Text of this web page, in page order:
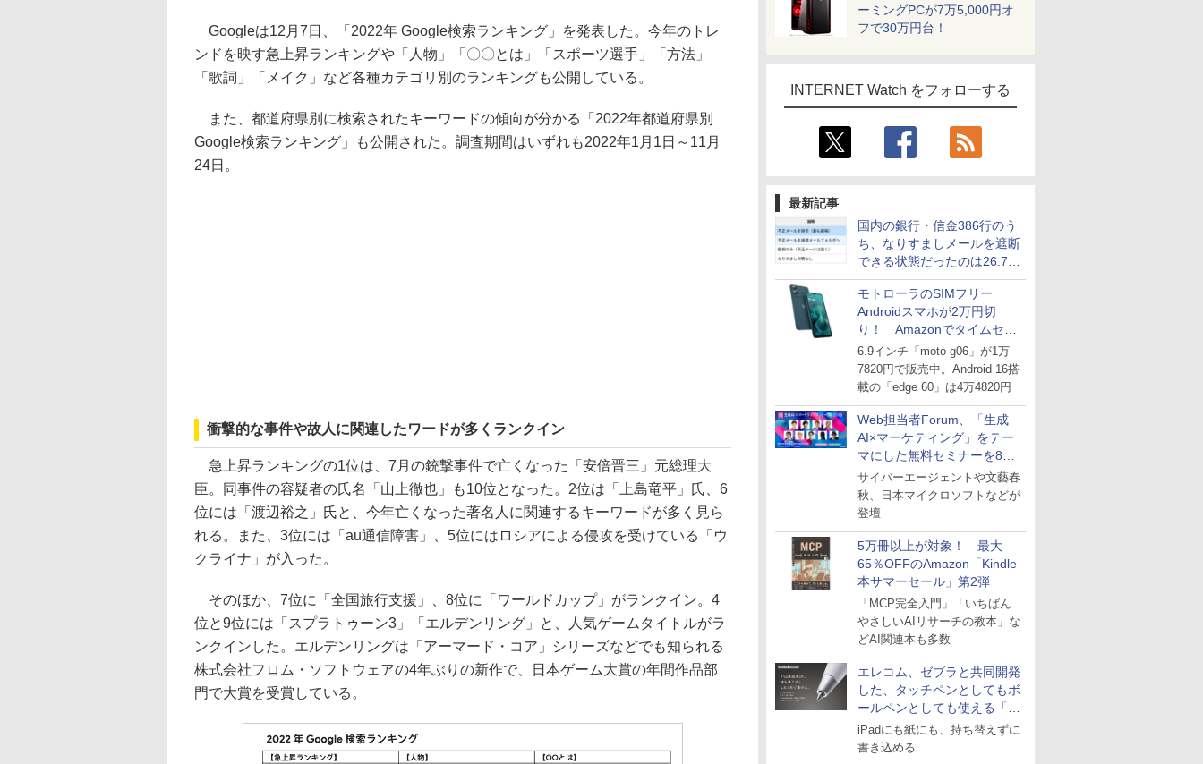
ーミングPCが7万5,000円オ
フで30万円台！
INTERNET Watch をフォローする
最新記事
国内の銀行・信金386行のう
ち、なりすましメールを遮断
できる状態だったのは26.7％
にとどまる～GMOブランド
セキュリティ調査
モトローラのSIMフリー
Androidスマホが2万円切
り！ Amazonでタイムセー
ル
6.9インチ「moto g06」が1万
7820円で販売中。Android 16搭
載の「edge 60」は4万4820円
Web担当者Forum、「生成
AI×マーケティング」をテー
マにした無料セミナーを8月
27日にオンライン開催
サイバーエージェントや文藝春
秋、日本マイクロソフトなどが
登壇
5万冊以上が対象！ 最大
65％OFFのAmazon「Kindle
本サマーセール」第2弾
「MCP完全入門」「いちばん
やさしいAIリサーチの教本」な
どAI関連本も多数
エレコム、ゼブラと共同開発
した、タッチペンとしてもボ
ールペンとしても使える「ス
タイラスツーウェイ」発売
iPadにも紙にも、持ち替えずに
書き込める
Googleは12月7日、「2022年 Google検索ランキング」を発表した。今年のトレ
ンドを映す急上昇ランキングや「人物」「〇〇とは」「スポーツ選手」「方法」
「歌詞」「メイク」など各種カテゴリ別のランキングも公開している。
また、都道府県別に検索されたキーワードの傾向が分かる「2022年都道府県別
Google検索ランキング」も公開された。調査期間はいずれも2022年1⽉1⽇～11⽉
24⽇。
衝撃的な事件や故人に関連したワードが多くランクイン
急上昇ランキングの1位は、7月の銃撃事件で亡くなった「安倍晋三」元総理大
臣。同事件の容疑者の氏名「山上徹也」も10位となった。2位は「上島竜平」氏、6
位には「渡辺裕之」氏と、今年亡くなった著名人に関連するキーワードが多く見ら
れる。また、3位には「au通信障害」、5位にはロシアによる侵攻を受けている「ウ
クライナ」が入った。
そのほか、7位に「全国旅行支援」、8位に「ワールドカップ」がランクイン。4
位と9位には「スプラトゥーン3」「エルデンリング」と、人気ゲームタイトルがラ
ンクインした。エルデンリングは「アーマード・コア」シリーズなどでも知られる
株式会社フロム・ソフトウェアの4年ぶりの新作で、日本ゲーム大賞の年間作品部
門で大賞を受賞している。